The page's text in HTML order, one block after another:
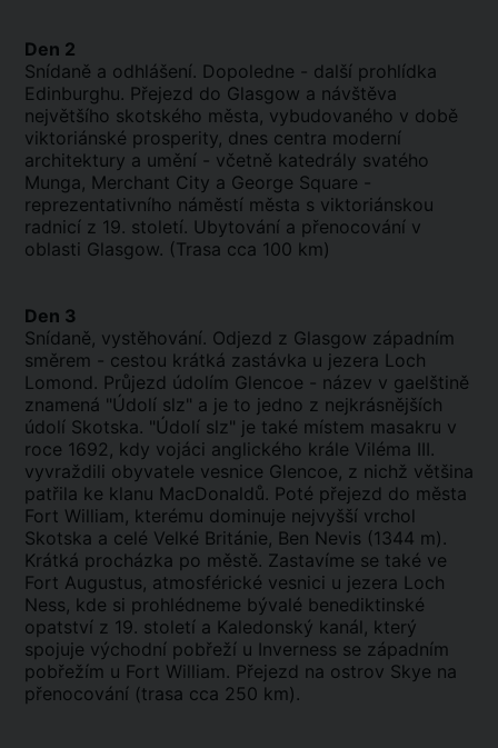
Den 2
Snídaně a odhlášení. Dopoledne - další prohlídka
Edinburghu. Přejezd do Glasgow a návštěva
největšího skotského města, vybudovaného v době
viktoriánské prosperity, dnes centra moderní
architektury a umění - včetně katedrály svatého
Munga, Merchant City a George Square -
reprezentativního náměstí města s viktoriánskou
radnicí z 19. století. Ubytování a přenocování v
oblasti Glasgow. (Trasa cca 100 km)
Den 3
Snídaně, vystěhování. Odjezd z Glasgow západním
směrem - cestou krátká zastávka u jezera Loch
Lomond. Průjezd údolím Glencoe - název v gaelštině
znamená "Údolí slz" a je to jedno z nejkrásnějších
údolí Skotska. "Údolí slz" je také místem masakru v
roce 1692, kdy vojáci anglického krále Viléma III.
vyvraždili obyvatele vesnice Glencoe, z nichž většina
patřila ke klanu MacDonaldů. Poté přejezd do města
Fort William, kterému dominuje nejvyšší vrchol
Skotska a celé Velké Británie, Ben Nevis (1344 m).
Krátká procházka po městě. Zastavíme se také ve
Fort Augustus, atmosférické vesnici u jezera Loch
Ness, kde si prohlédneme bývalé benediktinské
opatství z 19. století a Kaledonský kanál, který
spojuje východní pobřeží u Inverness se západním
pobřežím u Fort William. Přejezd na ostrov Skye na
přenocování (trasa cca 250 km).